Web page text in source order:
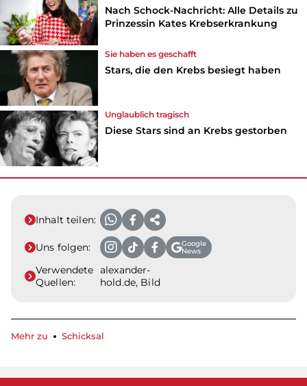
Nach Schock-Nachricht: Alle Details zu
Prinzessin Kates Krebserkrankung
Sie haben es geschafft
Stars, die den Krebs besiegt haben
Unglaublich tragisch
Diese Stars sind an Krebs gestorben
Inhalt teilen:
Uns folgen:
Google
News
Verwendete
Quellen:
alexander-
hold.de, Bild
Mehr zu Schicksal